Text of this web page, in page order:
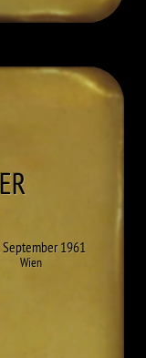
September 1961
Wien
GARHOFER